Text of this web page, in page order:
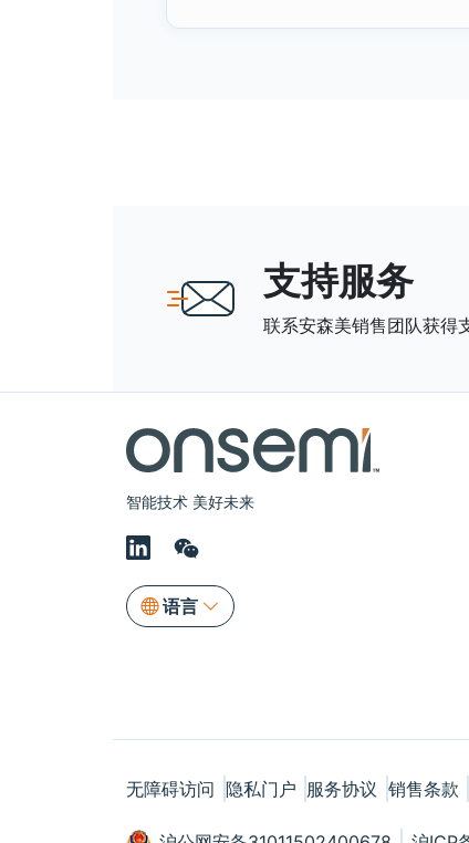
支持服务
联系安森美销售团队获得
智能技术 美好未来
语言
无障碍访问 隐私门户 服务协议 销售条款